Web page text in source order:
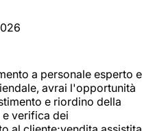
a personale esperto e
avrai l'opportunità
e riordino della
verifica dei